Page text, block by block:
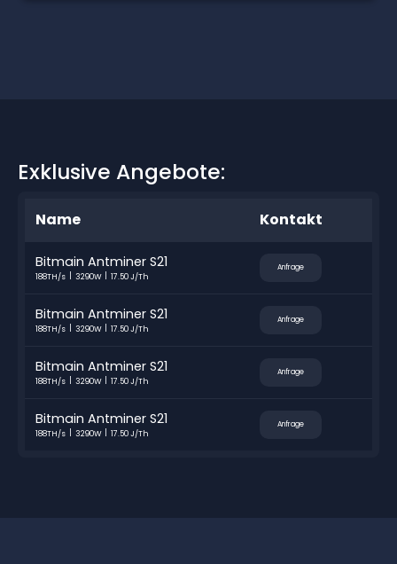
Exklusive Angebote:
Name Kontakt
Bitmain Antminer S21
188TH/s 3290W 17.50 J/Th
Anfrage
Bitmain Antminer S21
188TH/s 3290W 17.50 J/Th
Anfrage
Bitmain Antminer S21
188TH/s 3290W 17.50 J/Th
Anfrage
Bitmain Antminer S21
188TH/s 3290W 17.50 J/Th
Anfrage